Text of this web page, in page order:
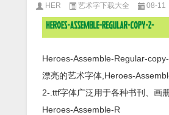
HER 艺术字下载大全 08-11
Heroes-Assemble-Regular-
漂亮的艺术字体,Heroes-
2-.ttf字体广泛用于各种书刊、画
Heroes-Assemble-R